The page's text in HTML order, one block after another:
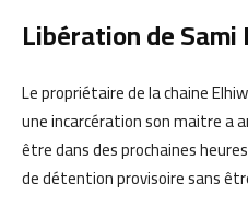
Libération de Sami
Le propriétaire de la chaine
une incarcération son maitre a
être dans des prochaines
de détention provisoire sans